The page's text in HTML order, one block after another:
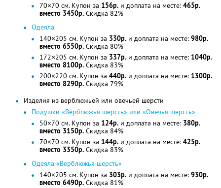
70×70 см. Купон за 156р. и доплата на месте: 465р.
вместо 3450р. Скидка 82%
Одеяла
140×205 см. Купон за 330р. и доплата на месте: 980р.
вместо 6550р. Скидка 80%
172×205 см. Купон за 337р. и доплата на месте: 1040р.
вместо 8100р. Скидка 83%
200×220 см. Купон за 440р. и доплата на месте: 1300р.
вместо 8290р. Скидка 79%
Изделия из верблюжьей или овечьей шерсти
Подушки «Верблюжья шерсть» или «Овечья шерсть»
50×70 см. Купон за 124р. и доплата на месте: 380р.
вместо 3150р. Скидка 84%
70×70 см. Купон за 144р. и доплата на месте: 425р.
вместо 3350р. Скидка 83%
Одеяла «Верблюжья шерсть»
140×205 см. Купон за 303р. и доплата на месте: 930р.
вместо 6490р. Скидка 81%